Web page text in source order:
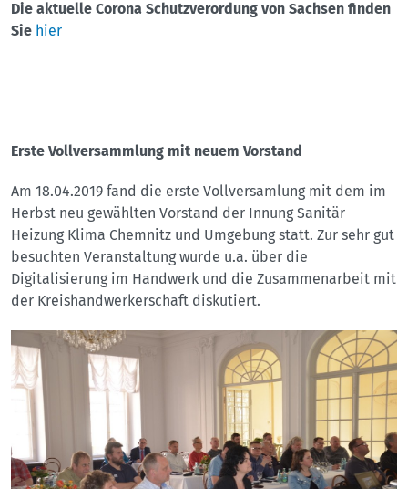
Die aktuelle Corona Schutzverordung von Sachsen finden
Sie hier
Erste Vollversammlung mit neuem Vorstand
Am 18.04.2019 fand die erste Vollversamlung mit dem im
Herbst neu gewählten Vorstand der Innung Sanitär
Heizung Klima Chemnitz und Umgebung statt. Zur sehr gut
besuchten Veranstaltung wurde u.a. über die
Digitalisierung im Handwerk und die Zusammenarbeit mit
der Kreishandwerkerschaft diskutiert.